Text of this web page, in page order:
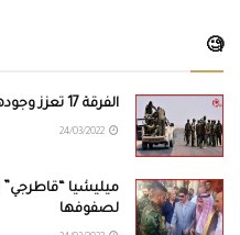
🧐
الفرقة 17 تعزز وجودها في بادية ديرالزور
ميليشيا “قاطرجي”
لصفوفها